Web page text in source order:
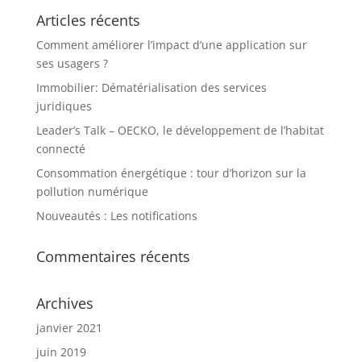
Articles récents
Comment améliorer l’impact d’une application sur
ses usagers ?
Immobilier: Dématérialisation des services
juridiques
Leader’s Talk – OECKO, le développement de l’habitat
connecté
Consommation énergétique : tour d’horizon sur la
pollution numérique
Nouveautés : Les notifications
Commentaires récents
Archives
janvier 2021
juin 2019